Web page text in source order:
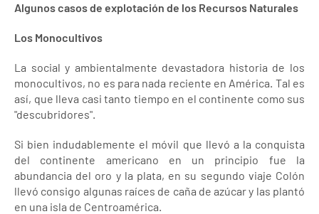
Algunos casos de explotación de los Recursos Naturales
Los Monocultivos
La social y ambientalmente devastadora historia de los
monocultivos, no es para nada reciente en América. Tal es
así, que lleva casi tanto tiempo en el continente como sus
"descubridores".
Si bien indudablemente el móvil que llevó a la conquista
del continente americano en un principio fue la
abundancia del oro y la plata, en su segundo viaje Colón
llevó consigo algunas raíces de caña de azúcar y las plantó
en una isla de Centroamérica.